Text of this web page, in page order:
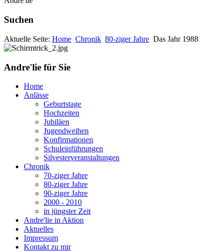
Suchen
Aktuelle Seite: Home Chronik 80-ziger Jahre Das Jahr 1988
Andre'lie für Sie
Home
Anlässe
Geburtstage
Hochzeiten
Jubiläen
Jugendweihen
Konfirmationen
Schuleinführungen
Silvesterveranstaltungen
Chronik
70-ziger Jahre
80-ziger Jahre
90-ziger Jahre
2000 - 2010
in jüngster Zeit
Andre'lie in Aktion
Aktuelles
Impressum
Kontakt zu mir